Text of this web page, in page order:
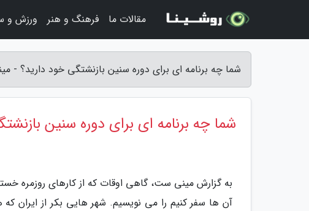
شما چه برنامه ای برای دوره سنین بازنشتگی خود دارید؟ -
شما چه برنامه ای برای دوره سنین
به گزارش مینی ست، گاهی اوقات که از کارهای روزمره
آن ها سفر کنیم را می نویسیم. شهر هایی بکر از ایران که
مقالات ما فرهنگ و هنر ورزش و